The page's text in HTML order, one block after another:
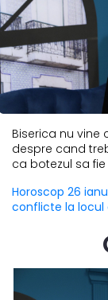
Biserica nu
despre cand
ca botezul sa
Horoscop 26
conflicte la locul